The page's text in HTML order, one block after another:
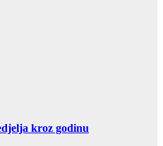
kroz godinu